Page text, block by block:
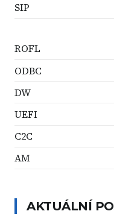
SIP
ROFL
ODBC
DW
UEFI
C2C
AM
AKTUÁLNÍ